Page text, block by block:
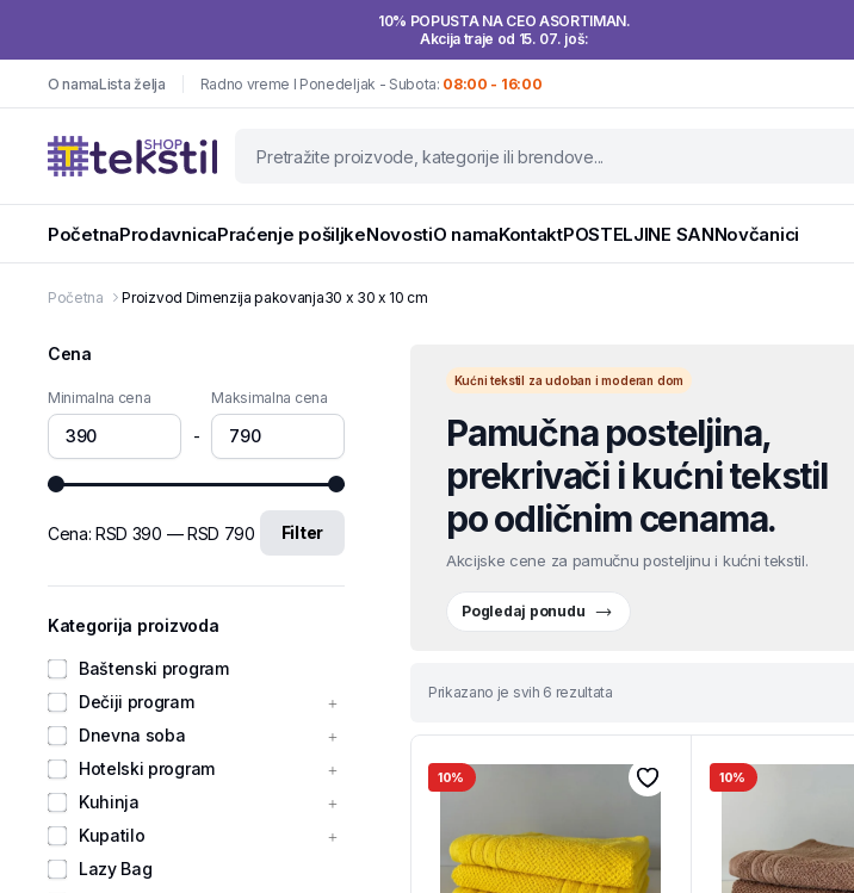
10% POPUSTA NA CEO ASORTIMAN.
Akcija traje od 15. 07. još:
O namaLista želja Radno vreme I Ponedeljak - Subota: 08:00 - 16:00
PočetnaProdavnicaPraćenje pošiljkeNovostiO namaKontaktPOSTELJINE SANNovčanici
Početna Proizvod Dimenzija pakovanja30 x 30 x 10 cm
Kućni tekstil za udoban i moderan dom
Pamučna posteljina,
prekrivači i kućni tekstil
po odličnim cenama.
Akcijske cene za pamučnu posteljinu i kućni tekstil.
Pogledaj ponudu
Prikazano je svih 6 rezultata
10% 10%
Cena
Minimalna cena
-
Maksimalna cena
Filter
Cena:RSD 390 —RSD 790
Kategorija proizvoda
Baštenski program
Dečiji program
Dnevna soba
Hotelski program
Kuhinja
Kupatilo
Lazy Bag